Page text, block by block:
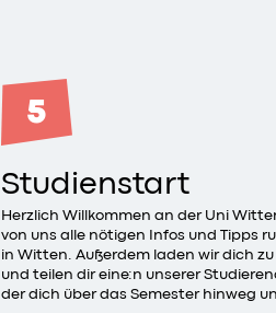
5
Studienstart
Herzlich Willkommen an der Uni
von uns alle nötigen Infos und Tipps
in Witten. Außerdem laden wir dich
und teilen dir eine:n unserer
der dich über das Semester hinweg